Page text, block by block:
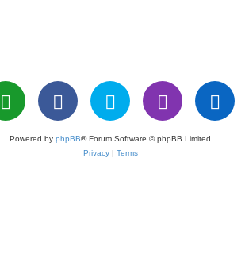
Powered by phpBB® Forum Software © phpBB Limited
Privacy| Terms